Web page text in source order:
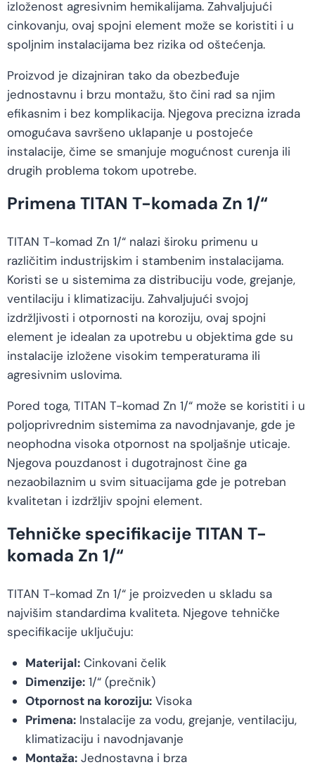
izloženost agresivnim hemikalijama. Zahvaljujući
cinkovanju, ovaj spojni element može se koristiti i u
spoljnim instalacijama bez rizika od oštećenja.
Proizvod je dizajniran tako da obezbeđuje
jednostavnu i brzu montažu, što čini rad sa njim
efikasnim i bez komplikacija. Njegova precizna izrada
omogućava savršeno uklapanje u postojeće
instalacije, čime se smanjuje mogućnost curenja ili
drugih problema tokom upotrebe.
Primena TITAN T-komada Zn 1/“
TITAN T-komad Zn 1/“ nalazi široku primenu u
različitim industrijskim i stambenim instalacijama.
Koristi se u sistemima za distribuciju vode, grejanje,
ventilaciju i klimatizaciju. Zahvaljujući svojoj
izdržljivosti i otpornosti na koroziju, ovaj spojni
element je idealan za upotrebu u objektima gde su
instalacije izložene visokim temperaturama ili
agresivnim uslovima.
Pored toga, TITAN T-komad Zn 1/“ može se koristiti i u
poljoprivrednim sistemima za navodnjavanje, gde je
neophodna visoka otpornost na spoljašnje uticaje.
Njegova pouzdanost i dugotrajnost čine ga
nezaobilaznim u svim situacijama gde je potreban
kvalitetan i izdržljiv spojni element.
Tehničke specifikacije TITAN T-
komada Zn 1/“
TITAN T-komad Zn 1/“ je proizveden u skladu sa
najvišim standardima kvaliteta. Njegove tehničke
specifikacije uključuju:
Materijal:Cinkovani čelik
Dimenzije:1/“ (prečnik)
Otpornost na koroziju:Visoka
Primena:Instalacije za vodu, grejanje, ventilaciju,
klimatizaciju i navodnjavanje
Montaža:Jednostavna i brza